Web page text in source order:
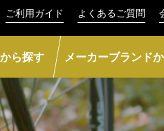
ご利用ガイド よくあるご質問
ら探す メーカーブランド